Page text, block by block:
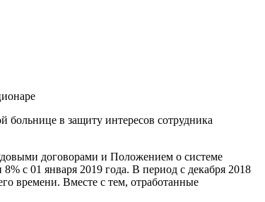
в защиту интересов сотрудника
договорами и Положением о системе
с 01 января 2019 года. В период с декабря 2018
времени. Вместе с тем, отработанные